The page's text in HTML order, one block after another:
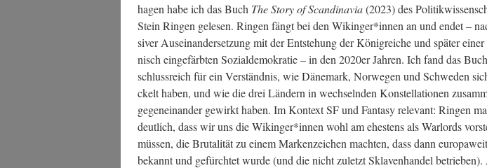
ha­gen habe ich das Buch The Sto­ry of Scan­di­na­via(2023) des
Stein Rin­gen gele­sen. Rin­gen fängt bei den Wikinger*innen an und endet –
si­ver Aus­ein­an­der­set­zung mit der Ent­ste­hung der König­rei­che und spä­ter
nisch ein­ge­färb­ten Sozi­al­de­mo­kra­tie – in den 2020er Jah­ren. Ich fand das
schluss­reich für ein Ver­ständ­nis, wie Däne­mark, Nor­we­gen und Schwe­den
ckelt haben, und wie die drei Län­dern in wech­seln­den Kon­stel­la­tio­nen
gegen­ein­an­der gewirkt haben. Im Kon­text SF und Fan­ta­sy rele­vant: Rin­gen
deut­lich, dass wir uns die Wikinger*innen wohl am ehes­tens als War­lords
müs­sen, die Bru­ta­li­tät zu einem Mar­ken­zei­chen mach­ten, dass dann euro­pa­weit
bekannt und gefürch­tet wur­de (und die nicht zuletzt Skla­ven­han­del betrie­ben).